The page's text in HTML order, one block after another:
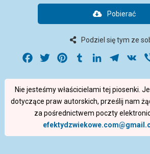
Pobierać
Podziel się tym ze
Facebook
Twitter PinterestTumblrLinkedIn VK
Nie jesteśmy właścicielami tej piosenki.
dotyczące praw autorskich, prześlij nam
za pośrednictwem poczty